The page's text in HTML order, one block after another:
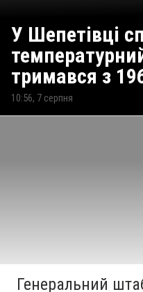
У Шепетівці
тримався з
10:56, 7 серпня
Генеральний